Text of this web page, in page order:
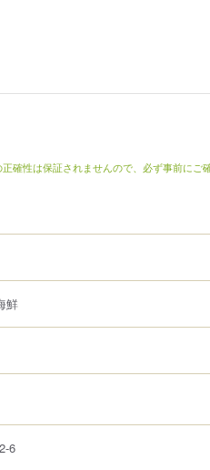
確性は保証されませんので、必ず事前にご
鮮
6